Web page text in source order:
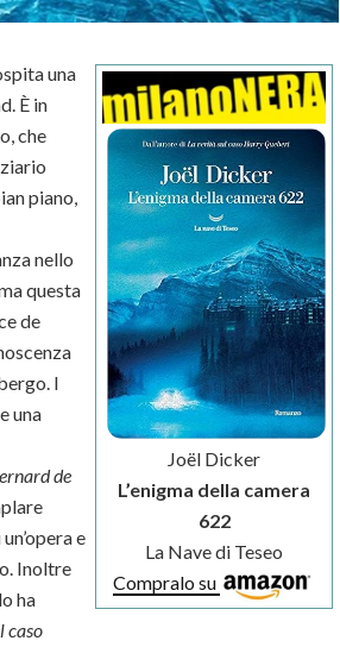
Joël Dicker
L’enigma della camera
622
La Nave di Teseo
Compralo su
una
È in
che
piano,
nello
questa
de
I
una
de
e
Inoltre
ha
caso